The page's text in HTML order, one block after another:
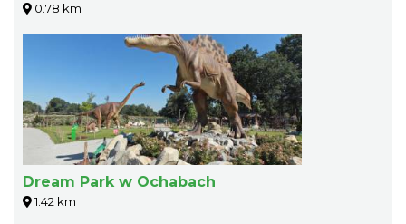
0.78 km
Dream Park w Ochabach
1.42 km